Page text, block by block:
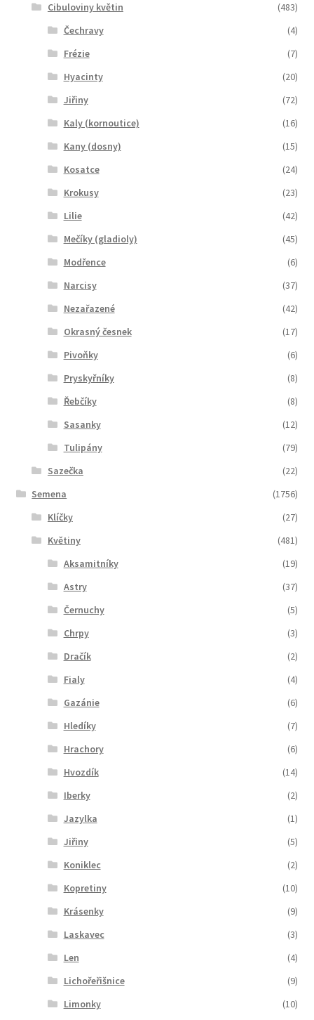
Cibuloviny květin
(483)
Čechravy
(4)
Frézie
(7)
Hyacinty
(20)
Jiřiny
(72)
Kaly (kornoutice)
(16)
Kany (dosny)
(15)
Kosatce
(24)
Krokusy
(23)
Lilie
(42)
Mečíky (gladioly)
(45)
Modřence
(6)
Narcisy
(37)
Nezařazené
(42)
Okrasný česnek
(17)
Pivoňky
(6)
Pryskyřníky
(8)
Řebčíky
(8)
Sasanky
(12)
Tulipány
(79)
Sazečka
(22)
Semena
(1756)
Klíčky
(27)
Květiny
(481)
Aksamitníky
(19)
Astry
(37)
Černuchy
(5)
Chrpy
(3)
Dračík
(2)
Fialy
(4)
Gazánie
(6)
Hledíky
(7)
Hrachory
(6)
Hvozdík
(14)
Iberky
(2)
Jazylka
(1)
Jiřiny
(5)
Koniklec
(2)
Kopretiny
(10)
Krásenky
(9)
Laskavec
(3)
Len
(4)
Lichořeřišnice
(9)
Limonky
(10)